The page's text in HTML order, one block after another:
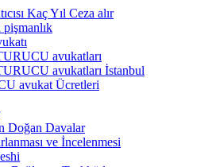
Kaç Yıl Ceza alır
avukatları
avukatları İstanbul
avukat Ücretleri
Doğan Davalar
ve İncelenmesi